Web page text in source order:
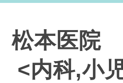
松本医院
<内科,小